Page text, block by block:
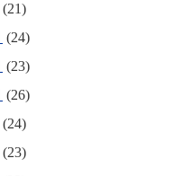
(21)
(24)
(23)
(26)
(24)
(23)